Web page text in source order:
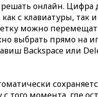
онлайн.
с клавиатуры, так
можно
выбрать прямо на
Backspace или